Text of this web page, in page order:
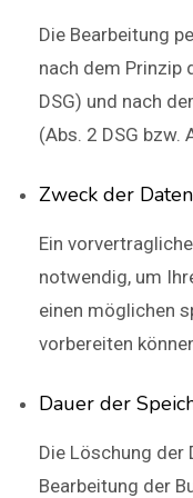
Die Bearbeitung
nach dem Prinzip
DSG) und nach
(Abs. 2 DSG bzw.
Zweck der
Ein
notwendig, um
einen möglichen
vorbereiten
Dauer der
Die Löschung
Bearbeitung der